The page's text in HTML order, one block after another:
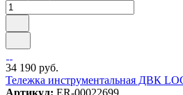
34 190 руб.
Тележка инструментальная ДВК
Артикул: ER-00022699